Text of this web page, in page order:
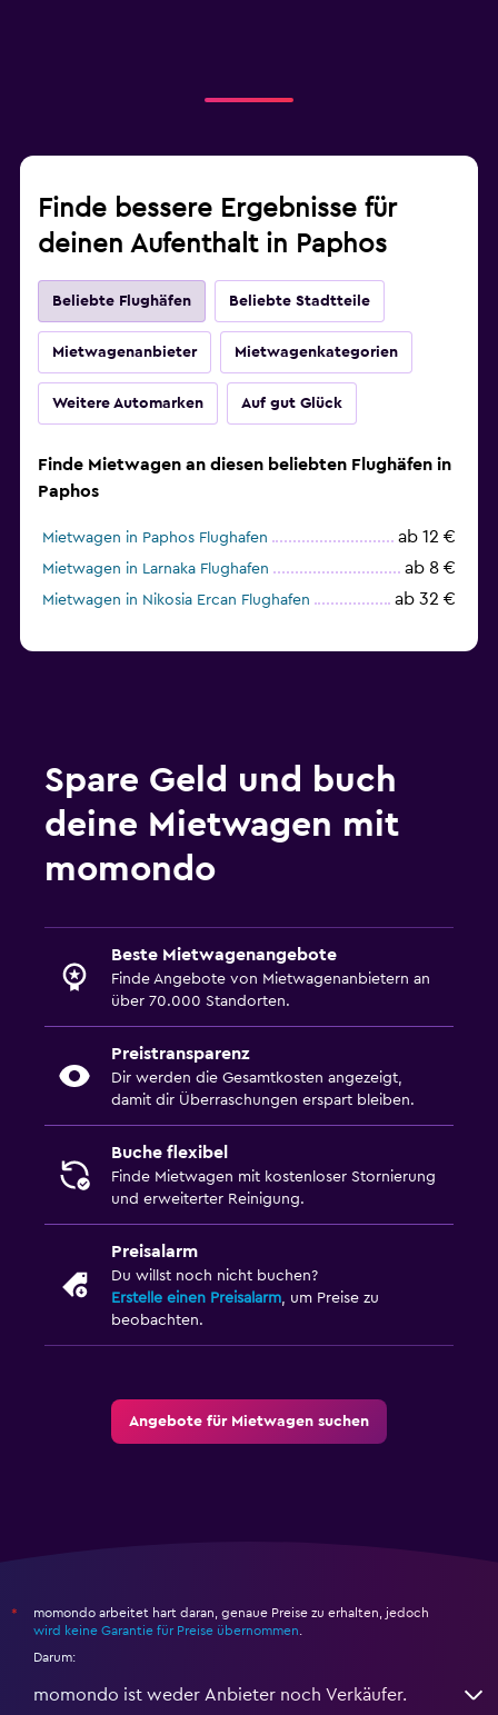
Finde bessere Ergebnisse für
deinen Aufenthalt in Paphos
Beliebte Flughäfen Beliebte Stadtteile
Mietwagenanbieter Mietwagenkategorien
Weitere Automarken Auf gut Glück
Finde Mietwagen an diesen beliebten Flughäfen in
Paphos
Mietwagen in Paphos Flughafen ab 12 €
Mietwagen in Larnaka Flughafen ab 8 €
Mietwagen in Nikosia Ercan Flughafen ab 32 €
Spare Geld und buch
deine Mietwagen mit
momondo
Beste Mietwagenangebote
Finde Angebote von Mietwagenanbietern an
über 70.000 Standorten.
Preistransparenz
Dir werden die Gesamtkosten angezeigt,
damit dir Überraschungen erspart bleiben.
Buche flexibel
Finde Mietwagen mit kostenloser Stornierung
und erweiterter Reinigung.
Preisalarm
Du willst noch nicht buchen?
Erstelle einen Preisalarm, um Preise zu
beobachten.
Angebote für Mietwagen suchen
*
momondo arbeitet hart daran, genaue Preise zu erhalten, jedoch
wird keine Garantie für Preise übernommen
Darum:
momondo ist weder Anbieter noch Verkäufer.